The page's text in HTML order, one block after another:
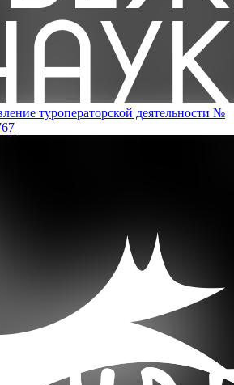
туроператорской деятельности №